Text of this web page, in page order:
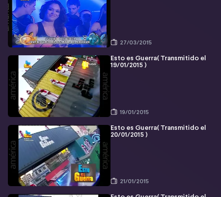
27/03/2015
Esto es Guerra( Transmitido el
19/01/2015 )
19/01/2015
Esto es Guerra( Transmitido el
20/01/2015 )
21/01/2015